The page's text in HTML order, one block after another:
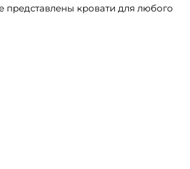
представлены кровати для любого